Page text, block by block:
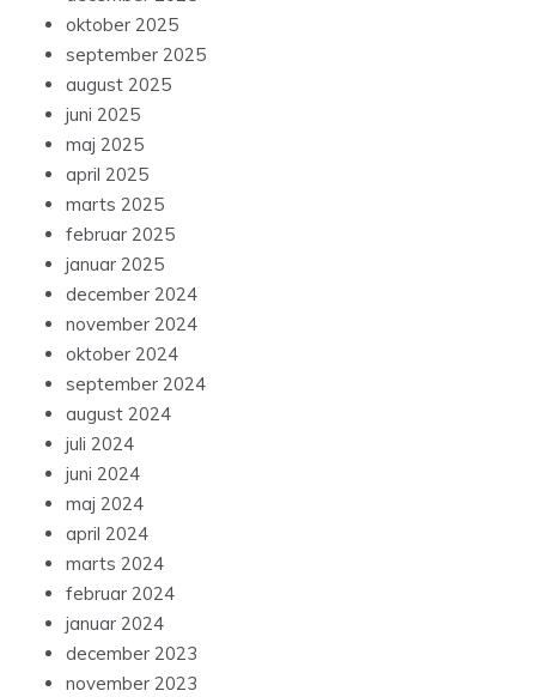
oktober 2025
september 2025
august 2025
juni 2025
maj 2025
april 2025
marts 2025
februar 2025
januar 2025
december 2024
november 2024
oktober 2024
september 2024
august 2024
juli 2024
juni 2024
maj 2024
april 2024
marts 2024
februar 2024
januar 2024
december 2023
november 2023